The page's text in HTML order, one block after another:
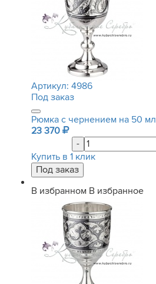
Артикул: 4986
Под заказ
Рюмка с чернением на 50 мл
23 370
-
Купить в 1 клик
В избранном В избранное